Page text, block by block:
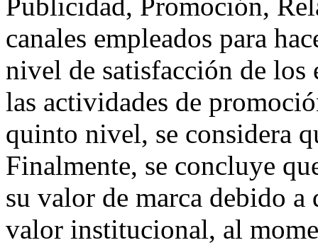
canales empleados para
nivel de satisfacción de
las actividades de
quinto nivel, se considera
Finalmente, se concluye
su valor de marca debido a
valor institucional, al